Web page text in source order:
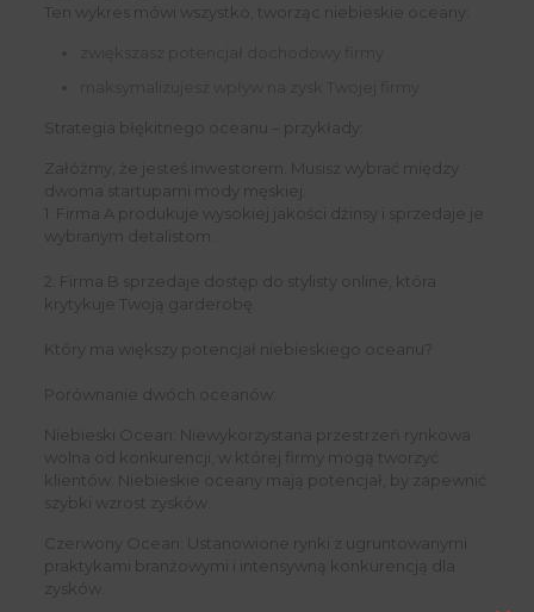
Ten wykres mówi wszystko, tworząc niebieskie oceany:
Strategia błękitnego oceanu – przykłady:
Załóżmy, że jesteś inwestorem. Musisz wybrać między
dwoma startupami mody męskiej.
1. Firma A produkuje wysokiej jakości dżinsy i sprzedaje je
wybranym detalistom.
2. Firma B sprzedaje dostęp do stylisty online, która
krytykuje Twoją garderobę.
Który ma większy potencjał niebieskiego oceanu?
Porównanie dwóch oceanów:
Niebieski Ocean: Niewykorzystana przestrzeń rynkowa
wolna od konkurencji, w której firmy mogą tworzyć
klientów. Niebieskie oceany mają potencjał, by zapewnić
szybki wzrost zysków.
Czerwony Ocean: Ustanowione rynki z ugruntowanymi
praktykami branżowymi i intensywną konkurencją dla
zysków.